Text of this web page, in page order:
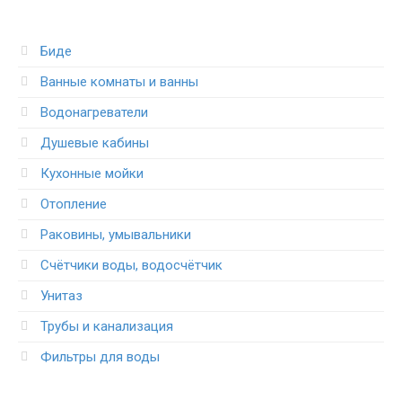
Биде
Ванные комнаты и ванны
Водонагреватели
Душевые кабины
Кухонные мойки
Отопление
Раковины, умывальники
Счётчики воды, водосчётчик
Унитаз
Трубы и канализация
Фильтры для воды